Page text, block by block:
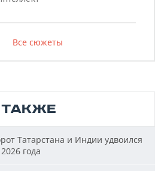
Все сюжеты
ТАКЖЕ
Татарстана и Индии удвоился
года